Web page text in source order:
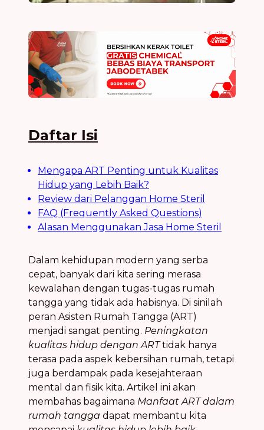
Daftar Isi
Mengapa ART Penting untuk Kualitas
Hidup yang Lebih Baik?
Review dari Pelanggan Home Steril
FAQ (Frequently Asked Questions)
Alasan Menggunakan Jasa Home Steril
Dalam kehidupan modern yang serba
cepat, banyak dari kita sering merasa
kewalahan dengan tugas-tugas rumah
tangga yang tidak ada habisnya. Di sinilah
peran Asisten Rumah Tangga (ART)
menjadi sangat penting. Peningkatan
kualitas hidup dengan ARTtidak hanya
terasa pada aspek kebersihan rumah, tetapi
juga berdampak pada kesejahteraan
mental dan fisik kita. Artikel ini akan
membahas bagaimana Manfaat ART dalam
rumah tangga dapat membantu kita